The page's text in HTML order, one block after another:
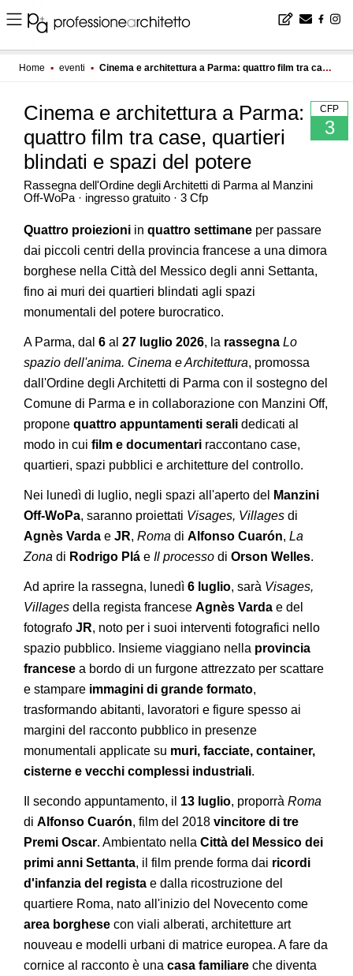
Home ▪ eventi ▪ Cinema e architettura a Parma: quattro film tra case, quartieri blindati e spazi del potere
CFP
3
Cinema e architettura a Parma:
quattro film tra case, quartieri
blindati e spazi del potere
Rassegna dell'Ordine degli Architetti di Parma al Manzini
Off-WoPa · ingresso gratuito · 3 Cfp
Quattro proiezioni in quattro settimane per passare
dai piccoli centri della provincia francese a una dimora
borghese nella Città del Messico degli anni Settanta,
fino ai muri dei quartieri blindati agli spazi
monumentali del potere burocratico.
A Parma, dal 6 al 27 luglio 2026, la rassegna Lo
spazio dell'anima. Cinema e Architettura, promossa
dall'Ordine degli Architetti di Parma con il sostegno del
Comune di Parma e in collaborazione con Manzini Off,
propone quattro appuntamenti serali dedicati al
modo in cui film e documentari raccontano case,
quartieri, spazi pubblici e architetture del controllo.
Nei lunedì di luglio, negli spazi all'aperto del
Manzini
Off-WoPa, saranno proiettati Visages, Villages di
Agnès Varda e JR, Roma di Alfonso Cuarón, La
Zona di Rodrigo Plá e Il processo di Orson Welles.
Ad aprire la rassegna, lunedì 6 luglio, sarà Visages,
Villages della regista francese Agnès Varda e del
fotografo JR, noto per i suoi interventi fotografici nello
spazio pubblico. Insieme viaggiano nella provincia
francese a bordo di un furgone attrezzato per scattare
e stampare immagini di grande formato,
trasformando abitanti, lavoratori e figure spesso ai
margini del racconto pubblico in presenze
monumentali applicate su muri, facciate, container,
cisterne e vecchi complessi industriali.
Il secondo appuntamento, il 13 luglio, proporrà Roma
di Alfonso Cuarón, film del 2018 vincitore di tre
Premi Oscar. Ambientato nella Città del Messico dei
primi anni Settanta, il film prende forma dai ricordi
d'infanzia del regista e dalla ricostruzione del
quartiere Roma, nato all'inizio del Novecento come
area borghese con viali alberati, architetture art
nouveau e modelli urbani di matrice europea. A fare da
cornice al racconto è una casa familiare che diventa